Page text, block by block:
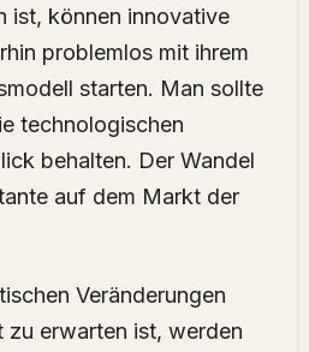
ist, können innovative
problemlos mit ihrem
starten. Man sollte
technologischen
behalten. Der Wandel
auf dem Markt der
Veränderungen
erwarten ist, werden